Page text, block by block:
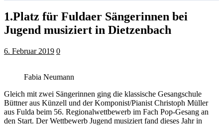
1.Platz für Fuldaer Sängerinnen bei
Jugend musiziert in Dietzenbach
6. Februar 2019 0
Fabia Neumann
Gleich mit zwei Sängerinnen ging die klassische Gesangschule
Büttner aus Künzell und der Komponist/Pianist Christoph Müller
aus Fulda beim 56. Regionalwettbewerb im Fach Pop-Gesang an
den Start. Der Wettbewerb Jugend musiziert fand dieses Jahr in